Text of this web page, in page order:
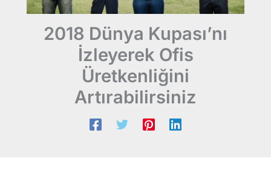
2018 Dünya Kupası’nı
İzleyerek Ofis
Üretkenliğini
Artırabilirsiniz